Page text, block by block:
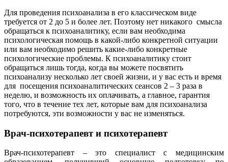
Для проведения психоанализа в его классическом виде
требуется от 2 до 5 и более лет. Поэтому нет никакого смысла
обращаться к психоаналитику, если вам необходима
психологическая помощь в какой-либо конкретной ситуации
или вам необходимо решить какие-либо конкретные
психологические проблемы. К психоаналитику стоит
обращаться лишь тогда, когда вы можете посвятить
психоанализу несколько лет своей жизни, и у вас есть и время
для посещения психоаналитических сеансов 2 – 3 раза в
неделю, и возможность их оплачивать, а главное, гарантия
того, что в течение тех лет, которые вам для психоанализа
потребуются, эти возможности у вас не изменяться.
Врач-психотерапевт и психотерапевт
Врач-психотерапевт – это специалист с медицинским